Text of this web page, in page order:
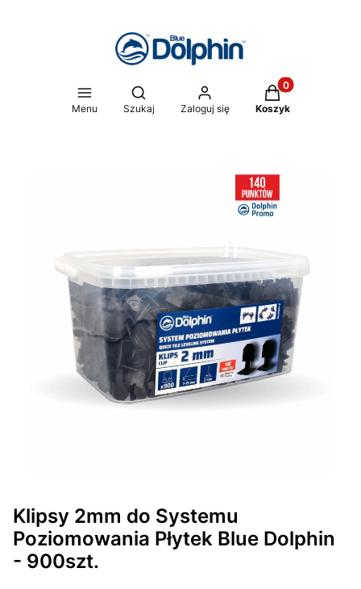
Menu
Otwórz wyszukiwarkę
Szukaj Zaloguj się
Produkty w
Koszyk
Klipsy 2mm do Systemu
Poziomowania Płytek Blue Dolphin
- 900szt.